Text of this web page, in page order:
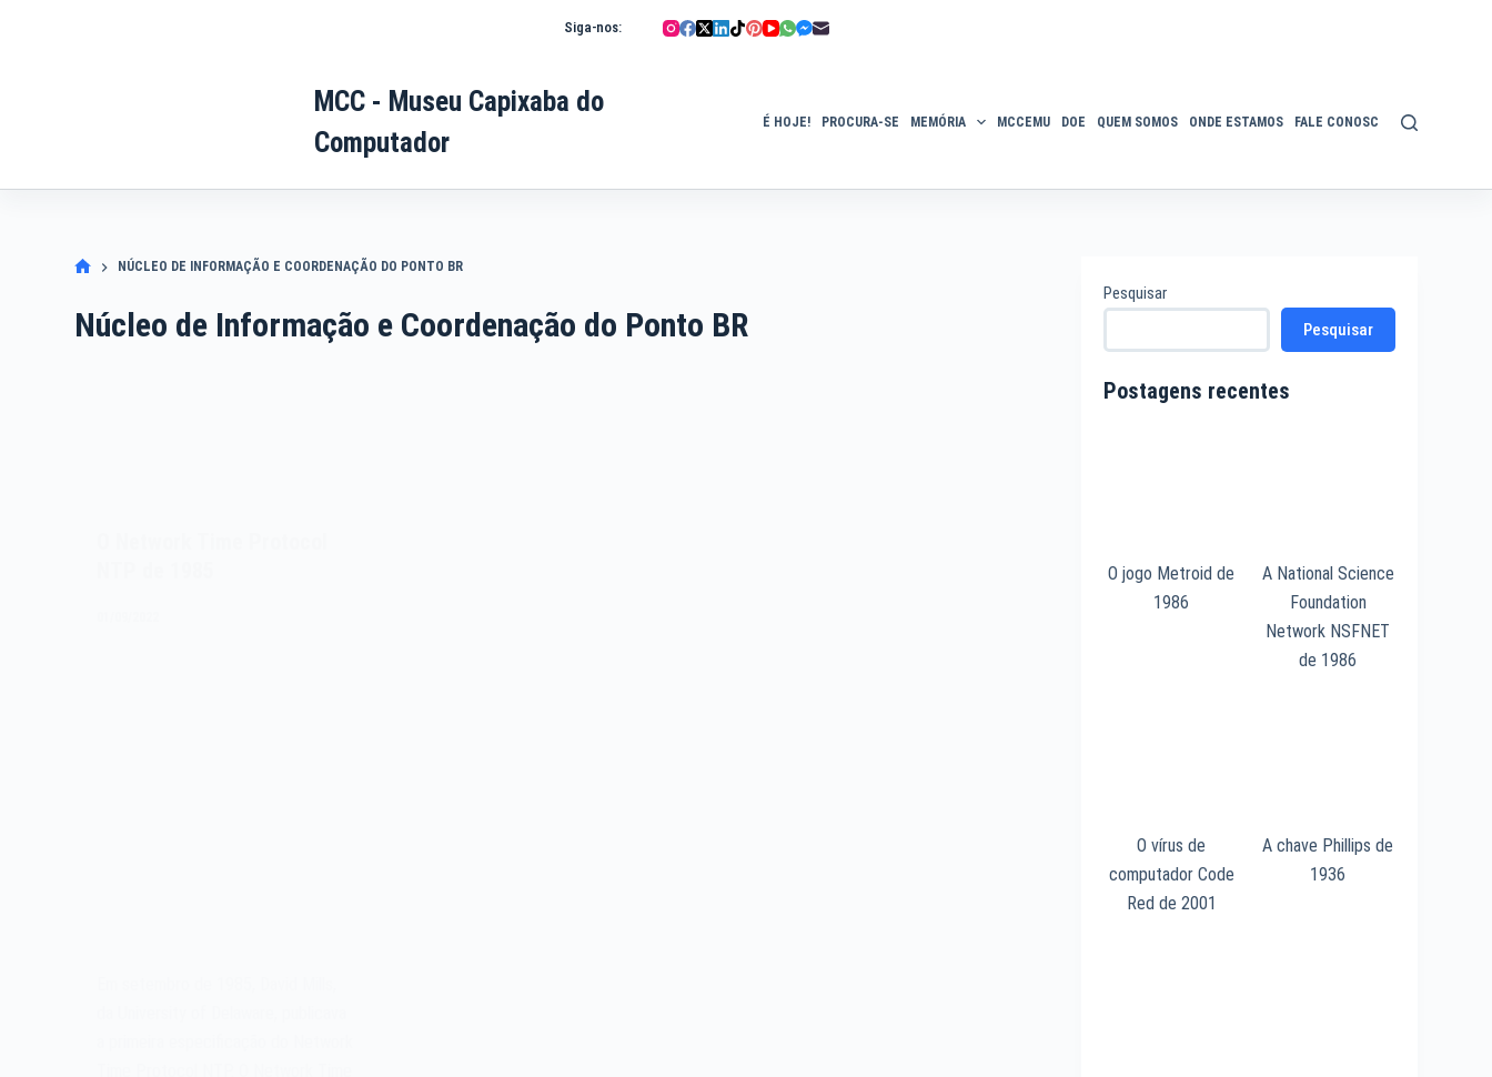
Siga-nos:
MCC - Museu Capixaba do
Computador
É HOJE! PROCURA-SE MEMÓRIA MCCEMU DOE QUEM SOMOS ONDE ESTAMOS FALE CONOSCO POLÍTICA DE
NÚCLEO DE INFORMAÇÃO E COORDENAÇÃO DO PONTO BR
Núcleo de Informação e Coordenação do Ponto BR
Pesquisar
Pesquisar
Postagens recentes
O jogo Metroid de
1986
A National Science
Foundation
Network NSFNET
de 1986
O vírus de
computador Code
Red de 2001
A chave Phillips de
1936